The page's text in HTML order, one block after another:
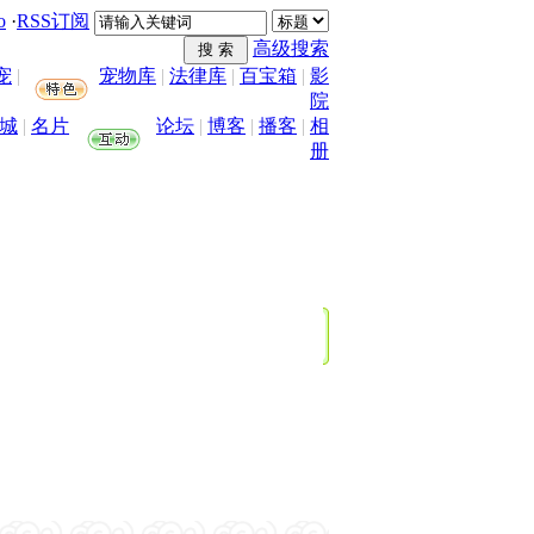
·RSS订阅
高级搜索
| 宠物库 | 法律库 | 百宝箱 | 影
院
| 名片 论坛 | 博客 | 播客 | 相
册